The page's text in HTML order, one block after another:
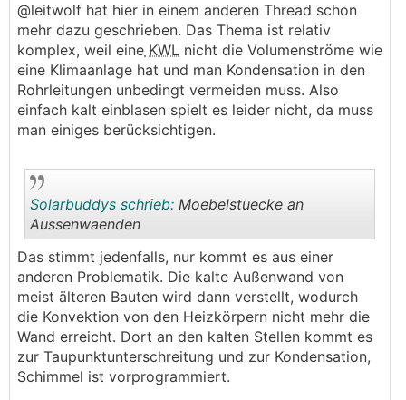
.
@leitwolf hat hier in einem anderen Thread schon
mehr dazu geschrieben. Das Thema ist relativ
komplex, weil eine KWL nicht die Volumenströme wie
eine Klimaanlage hat und man Kondensation in den
Rohrleitungen unbedingt vermeiden muss. Also
einfach kalt einblasen spielt es leider nicht, da muss
man einiges berücksichtigen.
..
Solarbuddys schrieb: Moebelstuecke an
Aussenwaenden
Das stimmt jedenfalls, nur kommt es aus einer
anderen Problematik. Die kalte Außenwand von
meist älteren Bauten wird dann verstellt, wodurch
die Konvektion von den Heizkörpern nicht mehr die
Wand erreicht. Dort an den kalten Stellen kommt es
zur Taupunktunterschreitung und zur Kondensation,
Schimmel ist vorprogrammiert.